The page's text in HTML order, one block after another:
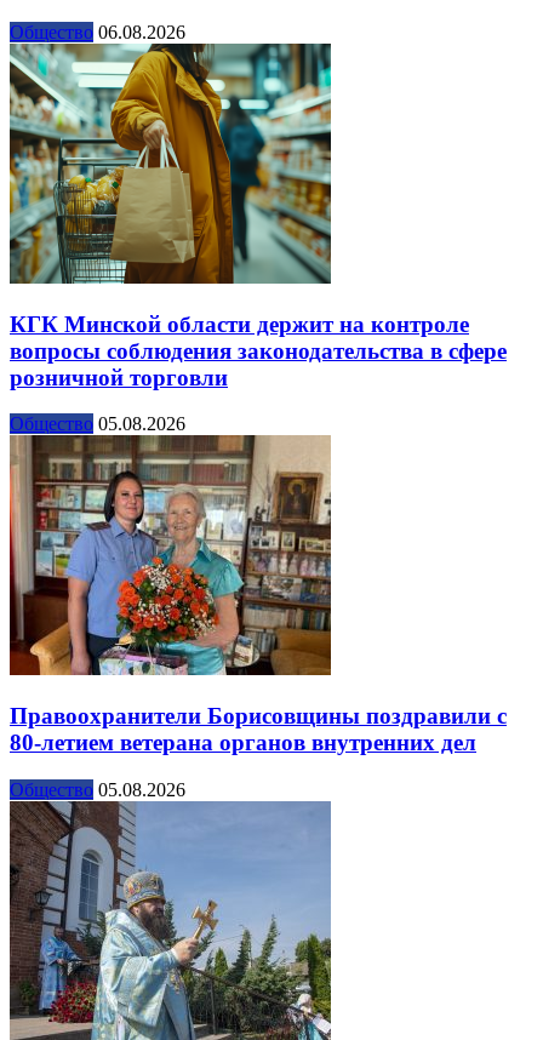
Общество 06.08.2026
КГК Минской области держит на контроле
вопросы соблюдения законодательства в сфере
розничной торговли
Общество 05.08.2026
Правоохранители Борисовщины поздравили с
80-летием ветерана органов внутренних дел
Общество 05.08.2026